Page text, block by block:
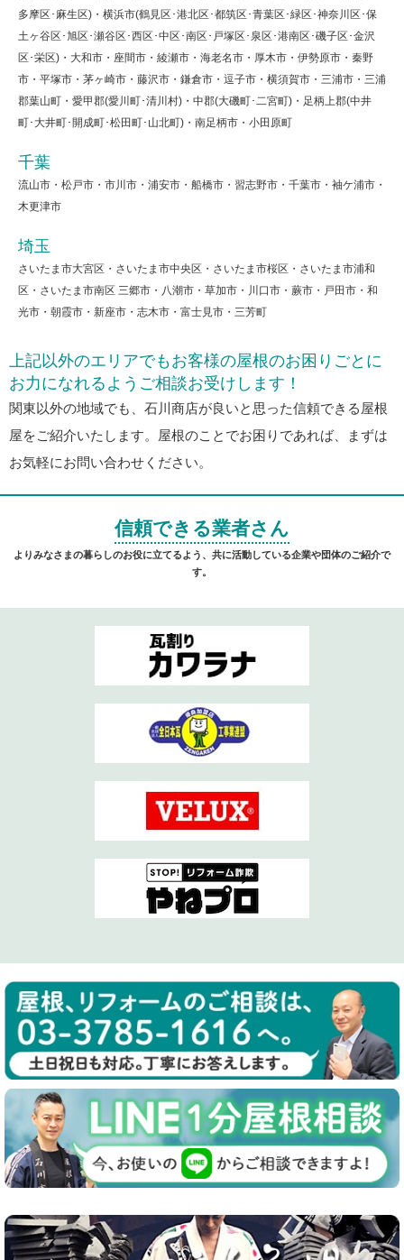
多摩区･麻生区)・横浜市(鶴見区･港北区･都筑区･青葉区･緑区･神奈川区･保
土ヶ谷区･旭区･瀬谷区･西区･中区･南区･戸塚区･泉区･港南区･磯子区･金沢
区･栄区)・大和市・座間市・綾瀬市・海老名市・厚木市・伊勢原市・秦野
市・平塚市・茅ヶ崎市・藤沢市・鎌倉市・逗子市・横須賀市・三浦市・三浦
郡葉山町・愛甲郡(愛川町･清川村)・中郡(大磯町･二宮町)・足柄上郡(中井
町･大井町･開成町･松田町･山北町)・南足柄市・小田原町
千葉
流山市・松戸市・市川市・浦安市・船橋市・習志野市・千葉市・袖ケ浦市・
木更津市
埼玉
さいたま市大宮区・さいたま市中央区・さいたま市桜区・さいたま市浦和
区・さいたま市南区 三郷市・八潮市・草加市・川口市・蕨市・戸田市・和
光市・朝霞市・新座市・志木市・富士見市・三芳町
上記以外のエリアでもお客様の屋根のお困りごとに
お力になれるようご相談お受けします！
関東以外の地域でも、石川商店が良いと思った信頼できる屋根
屋をご紹介いたします。屋根のことでお困りであれば、まずは
お気軽にお問い合わせください。
信頼できる業者さん
よりみなさまの暮らしのお役に立てるよう、共に活動している企業や団体のご紹介で
す。